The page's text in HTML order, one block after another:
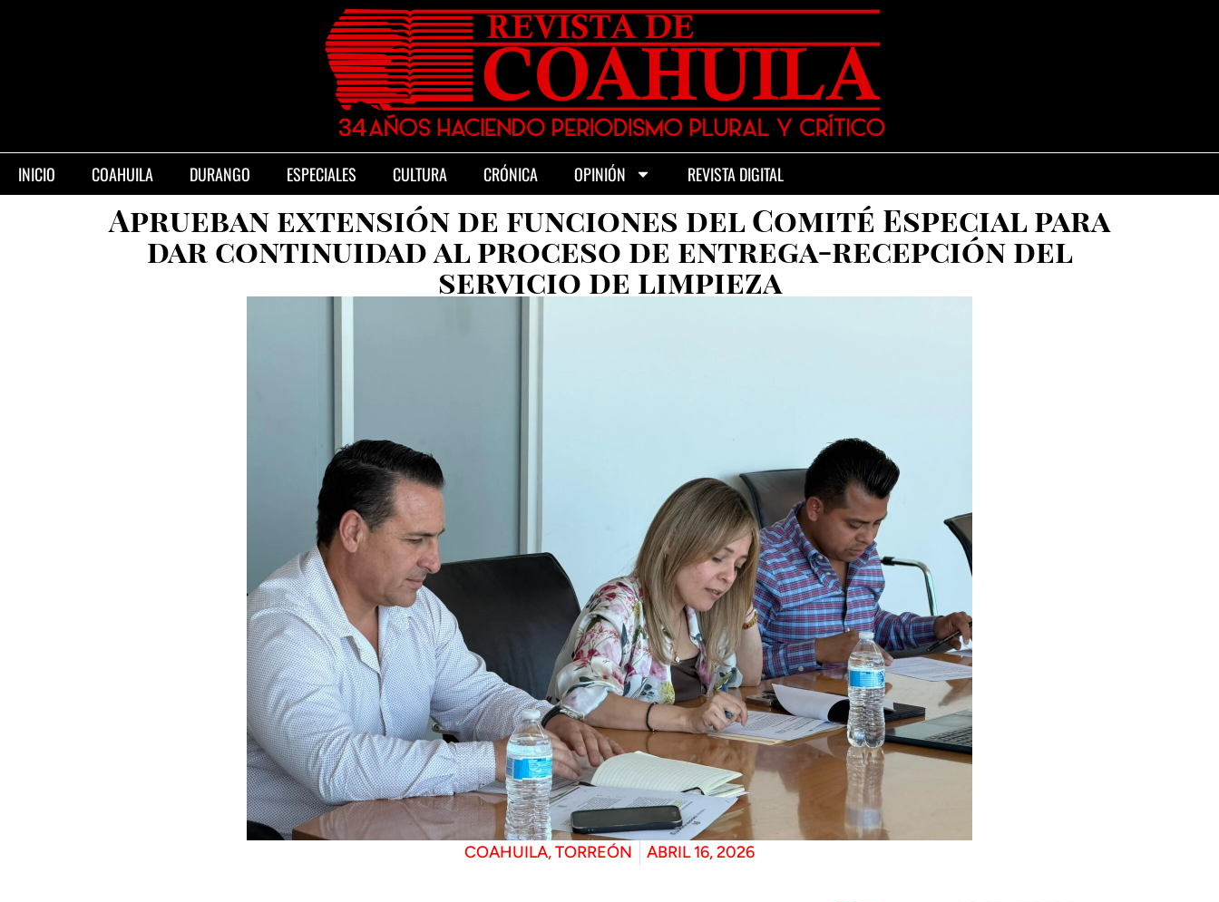
INICIO COAHUILA DURANGO ESPECIALES CULTURA CRÓNICA OPINIÓN REVISTA DIGITAL
Aprueban extensión de funciones del Comité Especial para
dar continuidad al proceso de entrega-recepción del
servicio de limpieza
COAHUILA,TORREÓN ABRIL 16, 2026